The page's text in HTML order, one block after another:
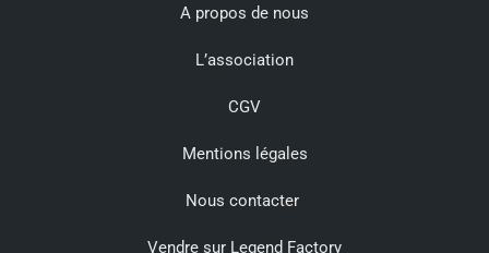
A propos de nous
L’association
CGV
Mentions légales
Nous contacter
Vendre sur Legend Factory